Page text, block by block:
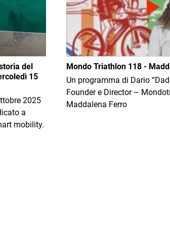
del
15
2025
a
mobility.
Mondo Triathlon 118 -
Un programma di Dario
Founder e Director –
Maddalena Ferro